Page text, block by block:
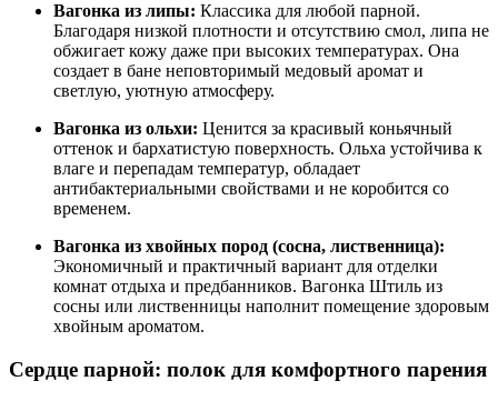
Вагонка из липы: Классика для любой парной.
Благодаря низкой плотности и отсутствию смол, липа не
обжигает кожу даже при высоких температурах. Она
создает в бане неповторимый медовый аромат и
светлую, уютную атмосферу.
Вагонка из ольхи: Ценится за красивый коньячный
оттенок и бархатистую поверхность. Ольха устойчива к
влаге и перепадам температур, обладает
антибактериальными свойствами и не коробится со
временем.
Вагонка из хвойных пород (сосна, лиственница):
Экономичный и практичный вариант для отделки
комнат отдыха и предбанников. Вагонка Штиль из
сосны или лиственницы наполнит помещение здоровым
хвойным ароматом.
Сердце парной: полок для комфортного парения